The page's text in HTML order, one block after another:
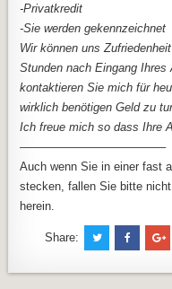
-Privatkredit
-Sie werden gekennzeichnet
Wir können uns
Stunden nach Eingang
kontaktieren Sie mich für
wirklich benötigen Geld zu
Ich freue mich so dass Ihre
————————————–
Auch wenn Sie in einer fast
stecken, fallen Sie bitte
herein.
Share: